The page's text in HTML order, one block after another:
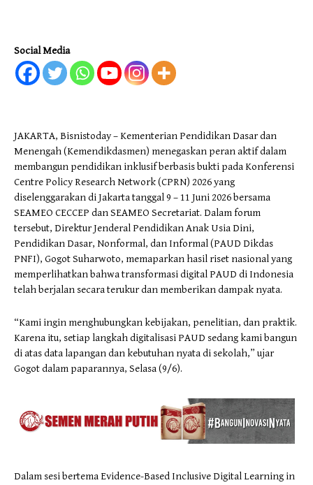
Social Media
JAKARTA, Bisnistoday – Kementerian Pendidikan Dasar dan
Menengah (Kemendikdasmen) menegaskan peran aktif dalam
membangun pendidikan inklusif berbasis bukti pada Konferensi
Centre Policy Research Network (CPRN) 2026 yang
diselenggarakan di Jakarta tanggal 9 – 11 Juni 2026 bersama
SEAMEO CECCEP dan SEAMEO Secretariat. Dalam forum
tersebut, Direktur Jenderal Pendidikan Anak Usia Dini,
Pendidikan Dasar, Nonformal, dan Informal (PAUD Dikdas
PNFI), Gogot Suharwoto, memaparkan hasil riset nasional yang
memperlihatkan bahwa transformasi digital PAUD di Indonesia
telah berjalan secara terukur dan memberikan dampak nyata.
“Kami ingin menghubungkan kebijakan, penelitian, dan praktik.
Karena itu, setiap langkah digitalisasi PAUD sedang kami bangun
di atas data lapangan dan kebutuhan nyata di sekolah,” ujar
Gogot dalam paparannya, Selasa (9/6).
Dalam sesi bertema Evidence-Based Inclusive Digital Learning in